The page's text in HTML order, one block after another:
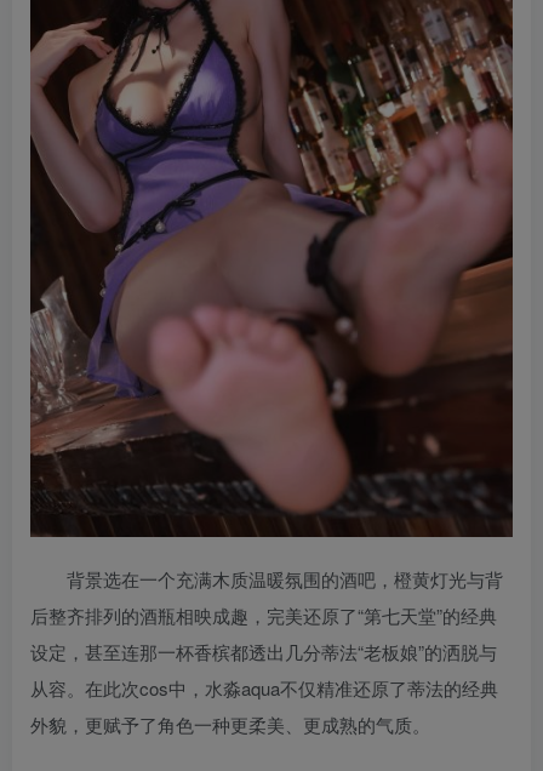
背景选在一个充满木质温暖氛围的酒吧，橙黄灯光与背
后整齐排列的酒瓶相映成趣，完美还原了“第七天堂”的经典
设定，甚至连那一杯香槟都透出几分蒂法“老板娘”的洒脱与
从容。在此次cos中，水淼aqua不仅精准还原了蒂法的经典
外貌，更赋予了角色一种更柔美、更成熟的气质。